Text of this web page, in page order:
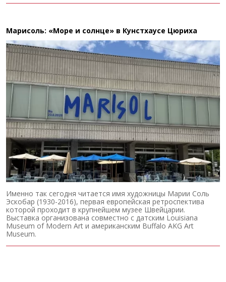
Марисоль: «Море и солнце» в Кунстхаусе Цюриха
Именно так сегодня читается имя художницы Марии Соль
Эскобар (1930-2016), первая европейская ретроспектива
которой проходит в крупнейшем музее Швейцарии.
Выставка организована совместно с датским Louisiana
Museum of Modern Art и американским Buffalo AKG Art
Museum.